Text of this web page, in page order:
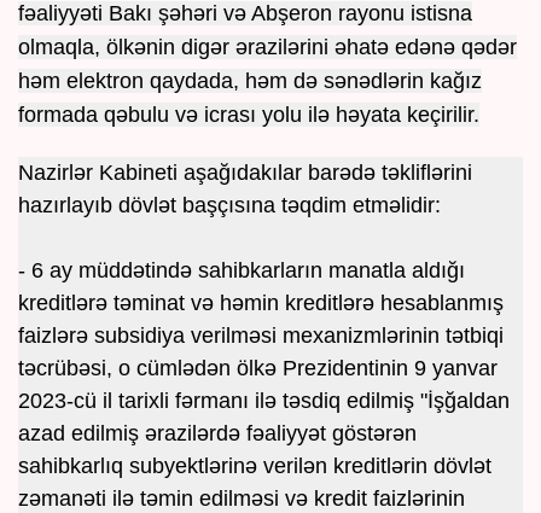
fəaliyyəti Bakı şəhəri və Abşeron rayonu istisna
olmaqla, ölkənin digər ərazilərini əhatə edənə qədər
həm elektron qaydada, həm də sənədlərin kağız
formada qəbulu və icrası yolu ilə həyata keçirilir.
Nazirlər Kabineti aşağıdakılar barədə təkliflərini
hazırlayıb dövlət başçısına təqdim etməlidir:
- 6 ay müddətində sahibkarların manatla aldığı
kreditlərə təminat və həmin kreditlərə hesablanmış
faizlərə subsidiya verilməsi mexanizmlərinin tətbiqi
təcrübəsi, o cümlədən ölkə Prezidentinin 9 yanvar
2023-cü il tarixli fərmanı ilə təsdiq edilmiş "İşğaldan
azad edilmiş ərazilərdə fəaliyyət göstərən
sahibkarlıq subyektlərinə verilən kreditlərin dövlət
zəmanəti ilə təmin edilməsi və kredit faizlərinin